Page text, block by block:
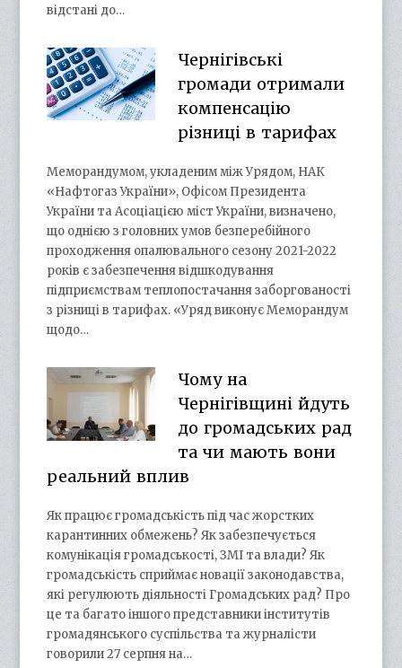
відстані до…
Чернігівські
громади отримали
компенсацію
різниці в тарифах
Меморандумом, укладеним між Урядом, НАК
«Нафтогаз України», Офісом Президента
України та Асоціацією міст України, визначено,
що однією з головних умов безперебійного
проходження опалювального сезону 2021-2022
років є забезпечення відшкодування
підприємствам теплопостачання заборгованості
з різниці в тарифах. «Уряд виконує Меморандум
щодо…
Чому на
Чернігівщині йдуть
до громадських рад
та чи мають вони
реальний вплив
Як працює громадськість під час жорстких
карантинних обмежень? Як забезпечується
комунікація громадськості, ЗМІ та влади? Як
громадськість сприймає новації законодавства,
які регулюють діяльності Громадських рад? Про
це та багато іншого представники інститутів
громадянського суспільства та журналісти
говорили 27 серпня на…